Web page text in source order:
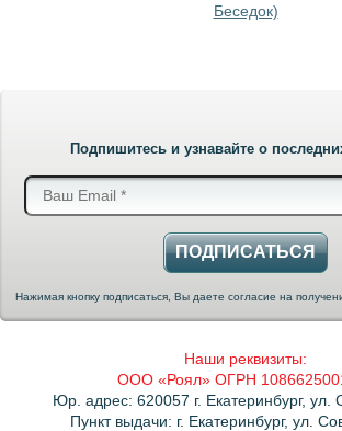
Беседок)
Подпишитесь и узнавайте о
ПОДПИСАТЬСЯ
Нажимая кнопку подписаться, Вы даете согласие на
Наши реквизиты:
ООО «Роял» ОГРН
Юр. адрес: 620057 г. Екатеринбург, ул.
Пункт выдачи: г. Екатеринбург, ул.